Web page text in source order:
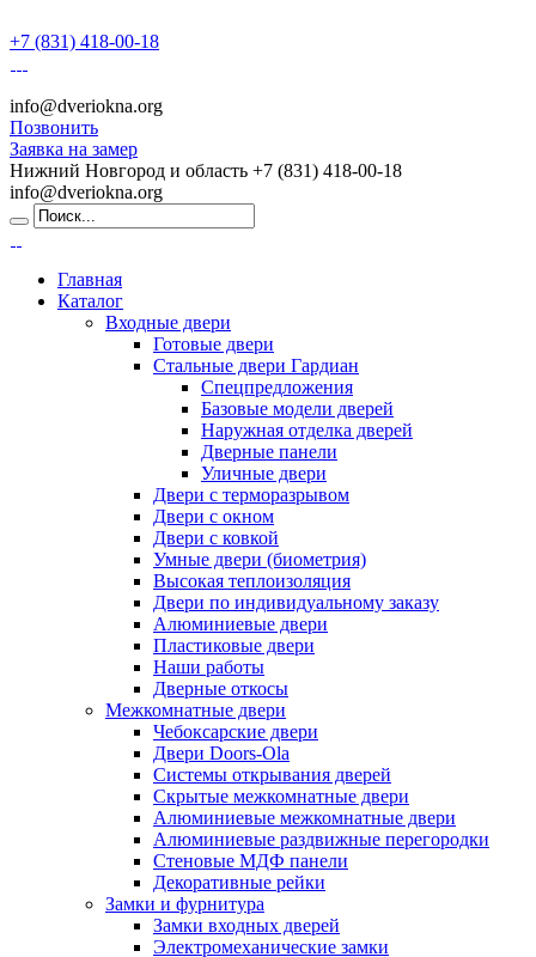
+7 (831) 418-00-18
info@dveriokna.org
Позвонить
Заявка на замер
Нижний Новгород и область +7 (831) 418-00-18
info@dveriokna.org
Главная
Каталог
Входные двери
Готовые двери
Стальные двери Гардиан
Спецпредложения
Базовые модели дверей
Наружная отделка дверей
Дверные панели
Уличные двери
Двери с терморазрывом
Двери с окном
Двери с ковкой
Умные двери (биометрия)
Высокая теплоизоляция
Двери по индивидуальному заказу
Алюминиевые двери
Пластиковые двери
Наши работы
Дверные откосы
Межкомнатные двери
Чебоксарские двери
Двери Doors-Ola
Системы открывания дверей
Скрытые межкомнатные двери
Алюминиевые межкомнатные двери
Алюминиевые раздвижные перегородки
Стеновые МДФ панели
Декоративные рейки
Замки и фурнитура
Замки входных дверей
Электромеханические замки